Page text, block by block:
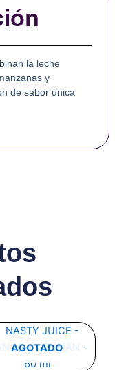
la leche
y
de sabor única
AGOTADO
Este
producto
tiene